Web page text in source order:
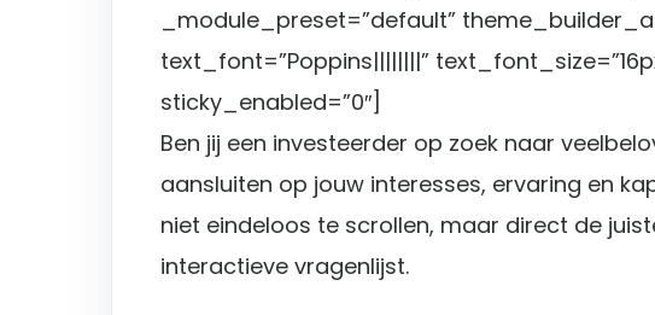
_module_preset=”default”
text_font=”Poppins||||||||”
sticky_enabled=”0″]
Ben jij een investeerder op zoek naar
aansluiten op jouw interesses, ervaring en
niet eindeloos te scrollen, maar direct de
interactieve vragenlijst.